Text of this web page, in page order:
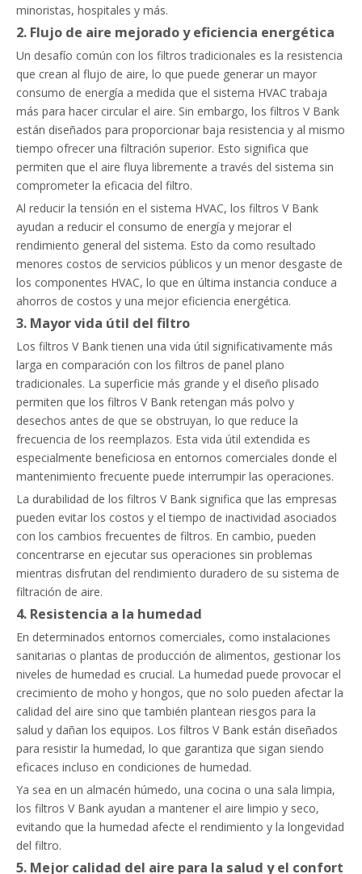
minoristas, hospitales y más.
2. Flujo de aire mejorado y eficiencia energética
Un desafío común con los filtros tradicionales es la resistencia
que crean al flujo de aire, lo que puede generar un mayor
consumo de energía a medida que el sistema HVAC trabaja
más para hacer circular el aire. Sin embargo, los filtros V Bank
están diseñados para proporcionar baja resistencia y al mismo
tiempo ofrecer una filtración superior. Esto significa que
permiten que el aire fluya libremente a través del sistema sin
comprometer la eficacia del filtro.
Al reducir la tensión en el sistema HVAC, los filtros V Bank
ayudan a reducir el consumo de energía y mejorar el
rendimiento general del sistema. Esto da como resultado
menores costos de servicios públicos y un menor desgaste de
los componentes HVAC, lo que en última instancia conduce a
ahorros de costos y una mejor eficiencia energética.
3. Mayor vida útil del filtro
Los filtros V Bank tienen una vida útil significativamente más
larga en comparación con los filtros de panel plano
tradicionales. La superficie más grande y el diseño plisado
permiten que los filtros V Bank retengan más polvo y
desechos antes de que se obstruyan, lo que reduce la
frecuencia de los reemplazos. Esta vida útil extendida es
especialmente beneficiosa en entornos comerciales donde el
mantenimiento frecuente puede interrumpir las operaciones.
La durabilidad de los filtros V Bank significa que las empresas
pueden evitar los costos y el tiempo de inactividad asociados
con los cambios frecuentes de filtros. En cambio, pueden
concentrarse en ejecutar sus operaciones sin problemas
mientras disfrutan del rendimiento duradero de su sistema de
filtración de aire.
4. Resistencia a la humedad
En determinados entornos comerciales, como instalaciones
sanitarias o plantas de producción de alimentos, gestionar los
niveles de humedad es crucial. La humedad puede provocar el
crecimiento de moho y hongos, que no solo pueden afectar la
calidad del aire sino que también plantean riesgos para la
salud y dañan los equipos. Los filtros V Bank están diseñados
para resistir la humedad, lo que garantiza que sigan siendo
eficaces incluso en condiciones de humedad.
Ya sea en un almacén húmedo, una cocina o una sala limpia,
los filtros V Bank ayudan a mantener el aire limpio y seco,
evitando que la humedad afecte el rendimiento y la longevidad
del filtro.
5. Mejor calidad del aire para la salud y el confort